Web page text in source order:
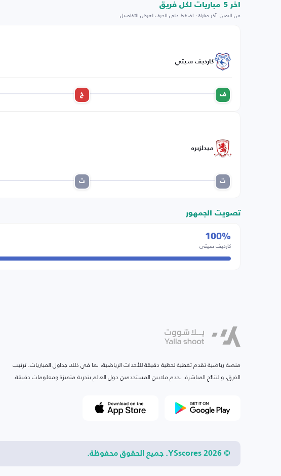
اخر 5 مباريات لكل فريق
من اليمين: آخر مباراة · اضغط على الحرف لعرض التفاصيل
كارديف سيتي
ف خ
ميدلزبره
ت ت
تصويت الجمهور
100%
كارديف سيتي
منصة رياضية تقدم تغطية لحظية دقيقة للأحداث الرياضية، بما في ذلك جداول المباريات، ترتيب
الفرق، والنتائج المباشرة. نخدم ملايين المستخدمين حول العالم بتجربة متميزة ومعلومات دقيقة.
© 2026 YSscores. جميع الحقوق محفوظة.